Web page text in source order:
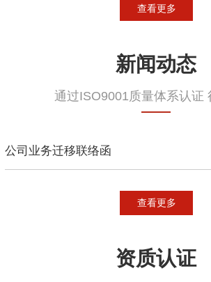
查看更多
新闻动态
通过ISO9001质量体系认证
公司业务迁移联络函
查看更多
资质认证